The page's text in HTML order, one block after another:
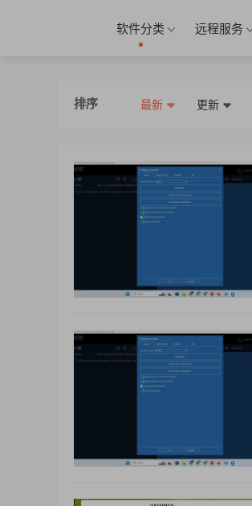
软件分类 远程服务
排序 最新 更新